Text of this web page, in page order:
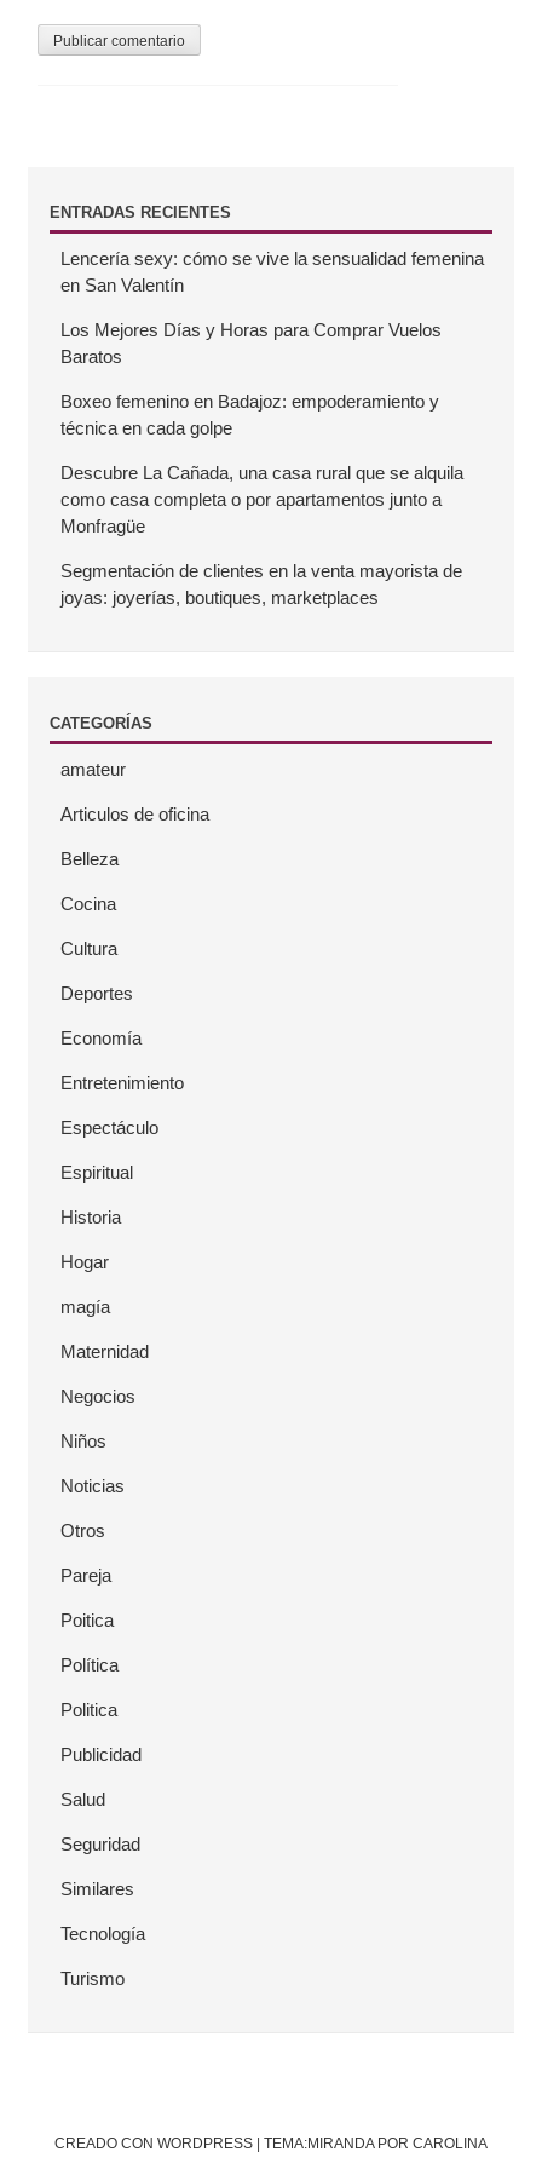
BENTRADAS RECIENTES
Lencería sexy: cómo se vive la sensualidad femenina
en San Valentín
Los Mejores Días y Horas para Comprar Vuelos
Baratos
Boxeo femenino en Badajoz: empoderamiento y
técnica en cada golpe
Descubre La Cañada, una casa rural que se alquila
como casa completa o por apartamentos junto a
Monfragüe
Segmentación de clientes en la venta mayorista de
joyas: joyerías, boutiques, marketplaces
CATEGORÍAS
amateur
Articulos de oficina
Belleza
Cocina
Cultura
Deportes
Economía
Entretenimiento
Espectáculo
Espiritual
Historia
Hogar
magía
Maternidad
Negocios
Niños
Noticias
Otros
Pareja
Poitica
Política
Politica
Publicidad
Salud
Seguridad
Similares
Tecnología
Turismo
CREADO CON WORDPRESS TEMA:MIRANDA POR CAROLINA